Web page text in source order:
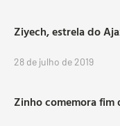
Ziyech, estrela do
28 de julho de 2019
Zinho comemora fim